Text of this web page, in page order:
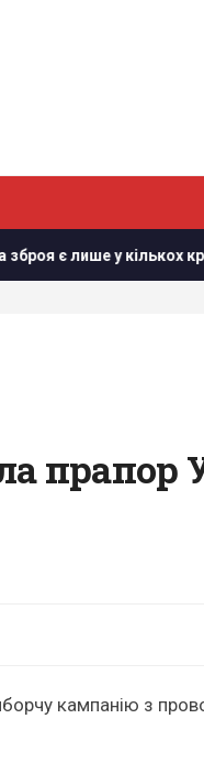
країн: Зеленський
прапор
кампанію з